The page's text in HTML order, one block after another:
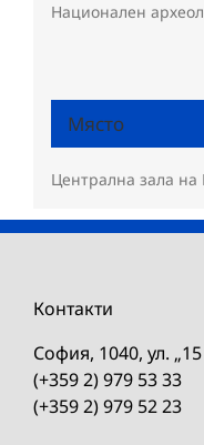
Национален
Място
Централна зала
Контакти
София, 1040, ул.
(+359 2) 979 53 33
(+359 2) 979 52 23